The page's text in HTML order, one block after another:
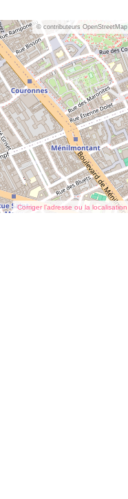
© contributeurs OpenStreetMap
Corriger l’adresse ou la localisation